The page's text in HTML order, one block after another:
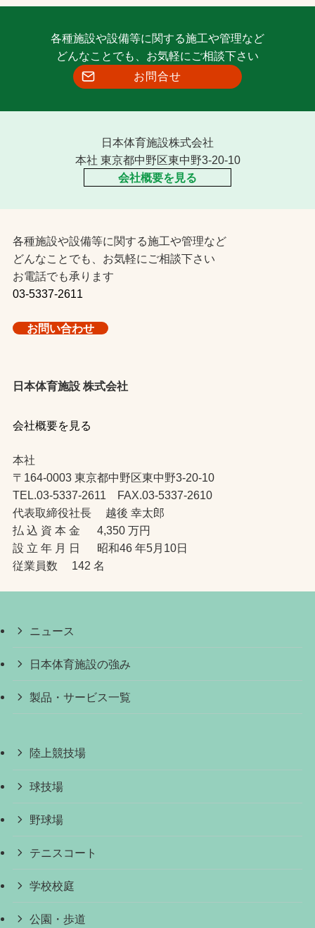
各種施設や設備等に関する施工や管理など
どんなことでも、お気軽にご相談下さい
お問合せ
日本体育施設株式会社
本社 東京都中野区東中野3-20-10
会社概要を見る
各種施設や設備等に関する施工や管理など
どんなことでも、お気軽にご相談下さい
お電話でも承ります
03-5337-2611
お問い合わせ
日本体育施設 株式会社
会社概要を見る
本社
〒164-0003 東京都中野区東中野3-20-10
TEL.03-5337-2611 FAX.03-5337-2610
代表取締役社長 越後 幸太郎
払 込 資 本 金 4,350 万円
設 立 年 月 日 昭和46 年5月10日
従業員数 142 名
ニュース
日本体育施設の強み
製品・サービス一覧
陸上競技場
球技場
野球場
テニスコート
学校校庭
公園・歩道